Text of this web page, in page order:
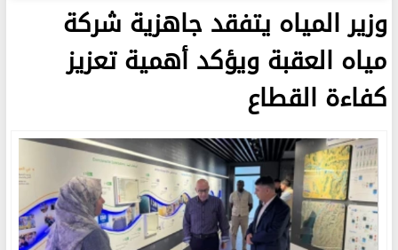
وزير المياه يتفقد جاهزية شركة
مياه العقبة ويؤكد أهمية تعزيز
كفاءة القطاع